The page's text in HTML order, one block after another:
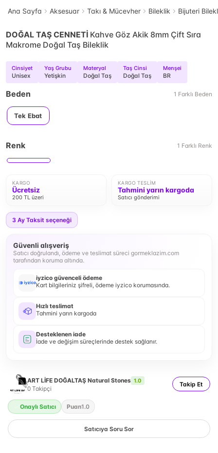
Ana Sayfa Aksesuar Takı & Mücevher Bileklik Bijuteri
DOĞAL TAŞ CENNETİ Kahve Göz Akik 8mm Çift Sıra
Makrome Doğal Taş Bileklik
Cinsiyet
Unisex
Yaş Grubu
Yetişkin
Materyal
Doğal Taş
Taş Cinsi
Doğal Taş
Menşei
BR
Beden 1 Farklı Beden
Tek Ebat
Renk 1 Farklı Renk
KARGO
Ücretsiz
200 TL üzeri
KARGO TESLIM
Tahmini yarın kargoda
Satıcı gönderimi
3 Ay Taksit seçeneği
Güvenli alışveriş
Satıcı doğrulandı, ödeme ve teslimat süreci gormeklazim.com
tarafından koruma altında.
iyzico güvenceli ödeme
Kart bilgileriniz şifreli, ödeme iyzico korumasında.
Hızlı teslimat
Tahmini yarın kargoda
Desteklenen iade
İade ve değişim süreçlerinde destek sağlanır.
ART LİFE DOĞALTAŞ Natural Stones 1.0
0 Takipçi
Takip Et
Onaylı Satıcı Puan1.0
Satıcıya Soru Sor